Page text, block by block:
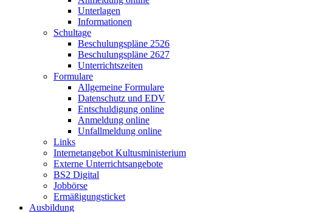
Unterlagen
Informationen
Schultage
Beschulungspläne 2526
Beschulungspläne 2627
Unterrichtszeiten
Formulare
Allgemeine Formulare
Datenschutz und EDV
Entschuldigung online
Anmeldung online
Unfallmeldung online
Links
Internetangebot Kultusministerium
Externe Unterrichtsangebote
BS2 Digital
Jobbörse
Ermäßigungsticket
Ausbildung